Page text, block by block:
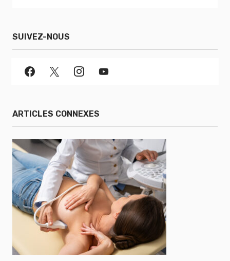
SUIVEZ-NOUS
ARTICLES CONNEXES